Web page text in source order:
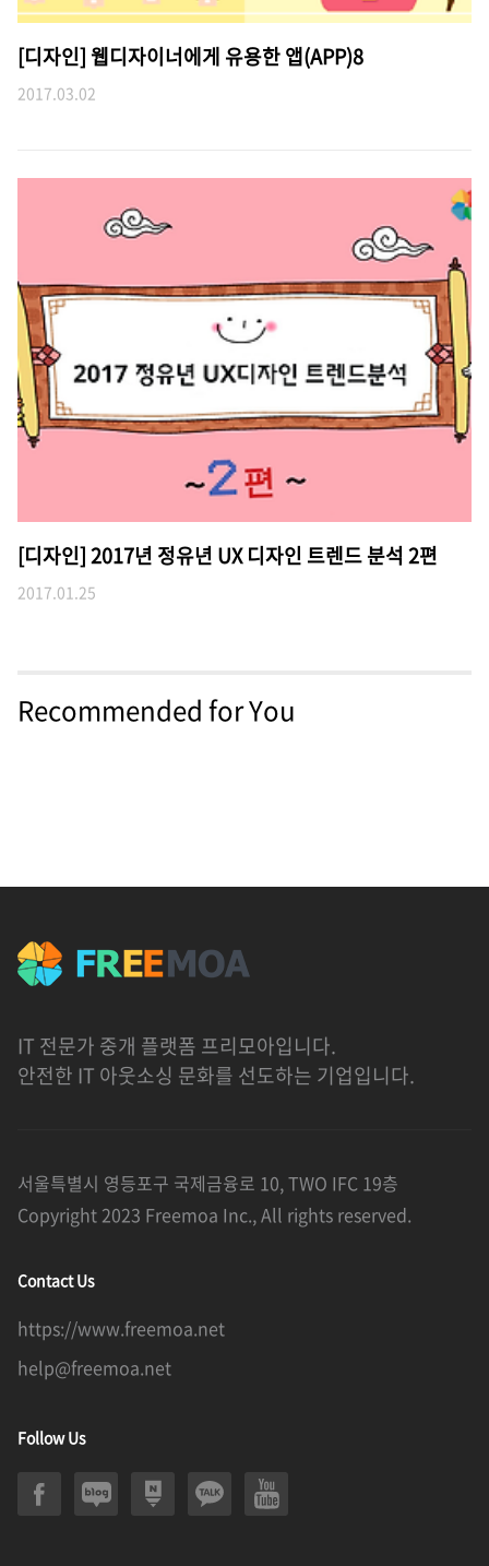
[디자인] 웹디자이너에게 유용한 앱(APP)8
2017.03.02
[디자인] 2017년 정유년 UX 디자인 트렌드 분석 2편
2017.01.25
Recommended for You
IT 전문가 중개 플랫폼 프리모아입니다.
안전한 IT 아웃소싱 문화를 선도하는 기업입니다.
서울특별시 영등포구 국제금융로 10, TWO IFC 19층
Copyright 2023 Freemoa Inc., All rights reserved.
Contact Us
https://www.freemoa.net
help@freemoa.net
Follow Us